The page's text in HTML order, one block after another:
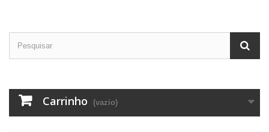
Carrinho (vazio)